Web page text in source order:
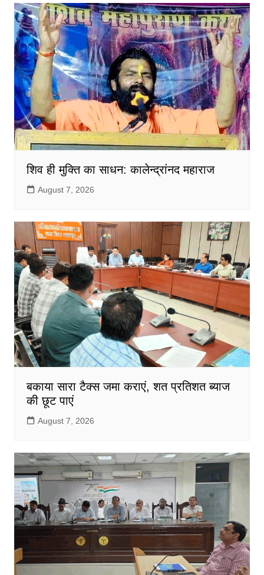
शिव ही मुक्ति का साधन: कालेन्द्रांनद महाराज
August 7, 2026
बकाया सारा टैक्स जमा कराएं, शत प्रतिशत ब्याज
की छूट पाएं
August 7, 2026